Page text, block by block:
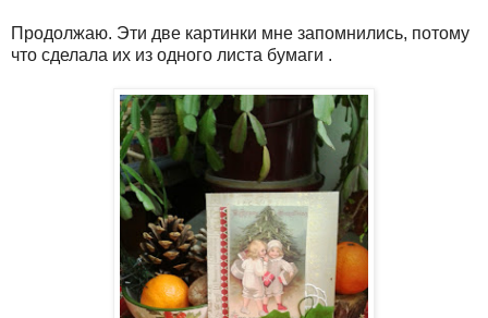
Продолжаю. Эти две картинки мне запомнились, потому
что сделала их из одного листа бумаги .